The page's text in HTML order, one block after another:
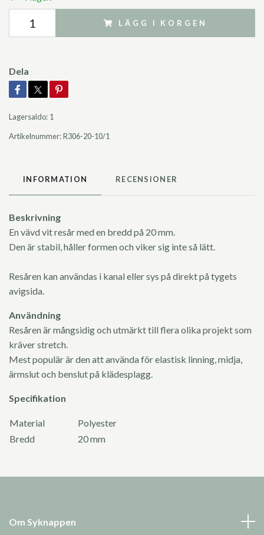
LÄGG I KORGEN
Dela
Lagersaldo: 1
Artikelnummer:R306-20-10/1
INFORMATION RECENSIONER
Beskrivning
En vävd vit resår med en bredd på 20 mm.
Den är stabil, håller formen och viker sig inte så lätt.
Resåren kan användas i kanal eller sys på direkt på tygets
avigsida.
Användning
Resåren är mångsidig och utmärkt till flera olika projekt som
kräver stretch.
Mest populär är den att använda för elastisk linning, midja,
ärmslut och benslut på klädesplagg.
Specifikation
Material
Polyester
Bredd
20 mm
Om Syknappen